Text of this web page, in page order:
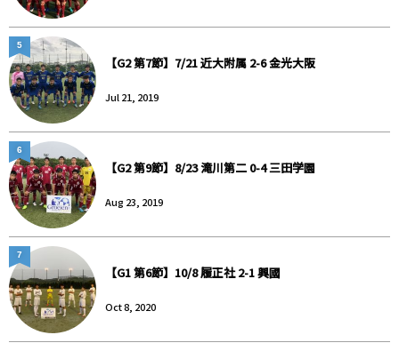
【G2 第7節】7/21 近大附属 2-6 金光大阪
Jul 21, 2019
5
【G2 第9節】8/23 滝川第二 0-4 三田学園
Aug 23, 2019
6
【G1 第6節】10/8 履正社 2-1 興國
Oct 8, 2020
7